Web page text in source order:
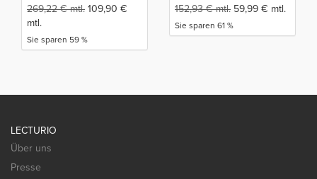
269,22€mtl. 109,90 €
mtl.
Sie sparen 59 %
152,93€mtl. 59,99 € mtl.
Sie sparen 61 %
LECTURIO
Über uns
Presse